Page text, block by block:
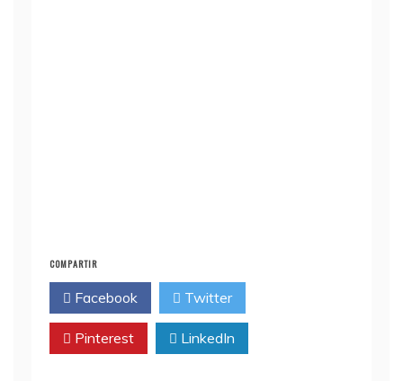
COMPARTIR
Facebook Twitter
Pinterest LinkedIn